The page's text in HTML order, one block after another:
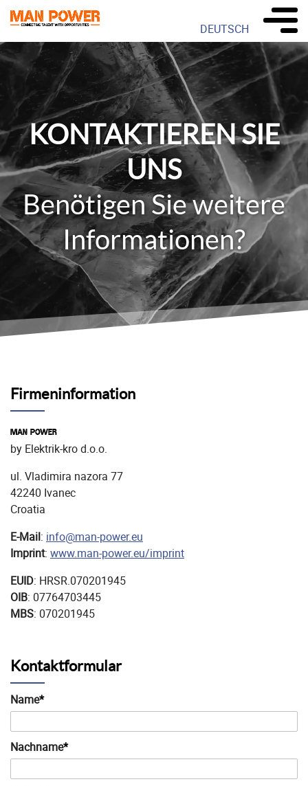
DEUTSCH
KONTAKTIEREN SIE
UNS
Benötigen Sie weitere
Informationen?
Firmeninformation
MAN POWER
by Elektrik-kro d.o.o.
ul. Vladimira nazora 77
42240 Ivanec
Croatia
E-Mail: info@man-power.eu
Imprint: www.man-power.eu/imprint
EUID: HRSR.070201945
OIB: 07764703445
MBS: 070201945
Kontaktformular
Name*
Nachname*